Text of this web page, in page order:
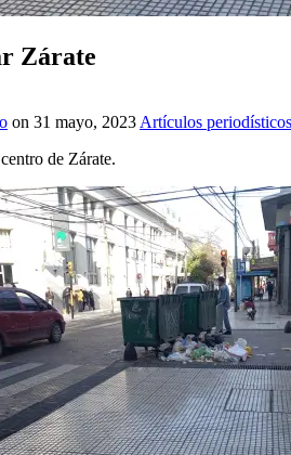
Zárate
on 31 mayo, 2023 Artículos periodísticos
de Zárate.